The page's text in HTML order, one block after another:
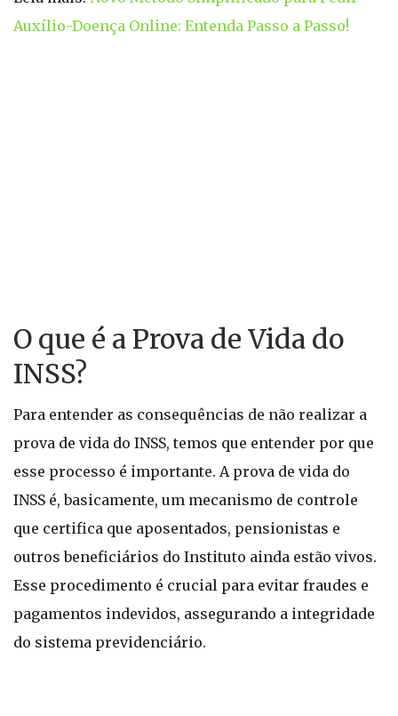
Auxílio-Doença Online: Entenda Passo a Passo!
O que é a Prova de Vida do
INSS?
Para entender as consequências de não realizar a
prova de vida do INSS, temos que entender por que
esse processo é importante. A prova de vida do
INSS é, basicamente, um mecanismo de controle
que certifica que aposentados, pensionistas e
outros beneficiários do Instituto ainda estão vivos.
Esse procedimento é crucial para evitar fraudes e
pagamentos indevidos, assegurando a integridade
do sistema previdenciário.